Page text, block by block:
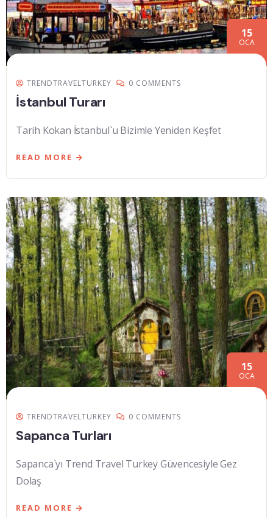
15
OCA
TRENDTRAVELTURKEY 0 COMMENTS
İstanbul Turarı
Tarih Kokan İstanbul`u Bizimle Yeniden Keşfet
READ MORE
15
OCA
TRENDTRAVELTURKEY 0 COMMENTS
Sapanca Turları
Sapanca`yı Trend Travel Turkey Güvencesiyle Gez
Dolaş
READ MORE